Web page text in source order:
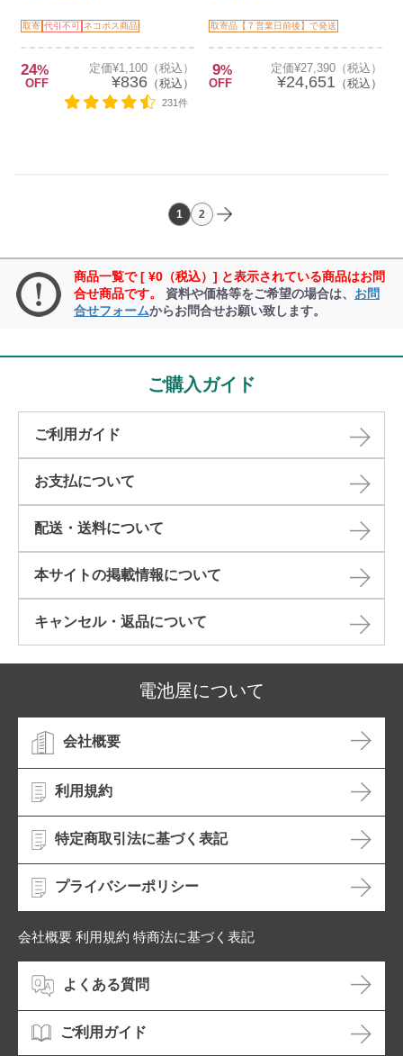
取寄 代引不可 ネコポス商品
24%
OFF
定価¥1,100（税込）
¥836（税込）
231件
取寄品【７営業日前後】で発送
9%
OFF
定価¥27,390（税込）
¥24,651 （税込）
1 2
商品一覧で [ ¥0（税込）] と表示されている商品はお問
合せ商品です。
資料や価格等をご希望の場合は、 お問
合せフォームからお問合せお願い致します。
ご購入ガイド
ご利用ガイド
お支払について
配送・送料について
本サイトの掲載情報について​
キャンセル・返品について​
電池屋について
会社概要
利用規約
特定商取引法に基づく表記
プライバシーポリシー
会社概要 利用規約 特商法に基づく表記
よくある質問
ご利用ガイド